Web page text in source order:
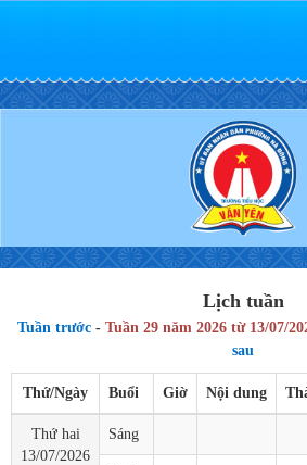
Lịch tuần
Tuần trước - Tuần 29 năm 2026 từ 13/07/
sau
Thứ/Ngày Buổi Giờ Nội dung
Thứ hai
13/07/2026
Sáng